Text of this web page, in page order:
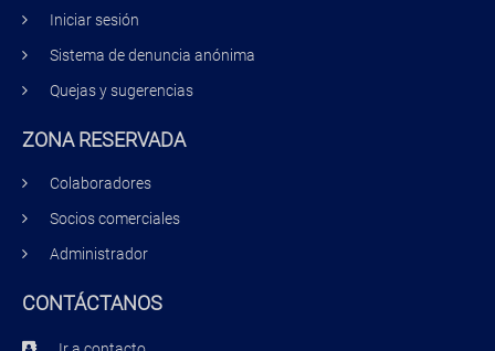
Iniciar sesión
Sistema de denuncia anónima
Quejas y sugerencias
ZONA RESERVADA
Colaboradores
Socios comerciales
Administrador
CONTÁCTANOS